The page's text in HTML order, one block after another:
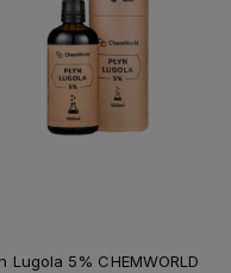
Lugola 5% CHEMWORLD